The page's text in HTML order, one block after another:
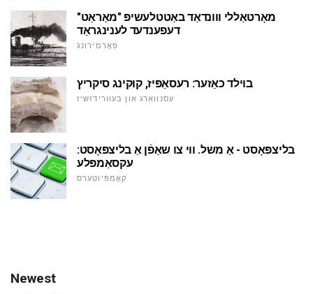
מאָרטאַללי ווונדאַד באַטטלעשיפּ "מאַראַט"
דעפענדעד לענינגראַד
פאָרמירונג
בוילד כאַזער: רעסאַפּיז, קוקינג סיקריץ
עסנוואַרג און בעוורידזשיז
בליצפּאָסט - אַ משל. ווי צו שאַפֿן אַ בליצפּאָסט:
עקסאַמפּלע
קאָמפּיוטערס
Newest